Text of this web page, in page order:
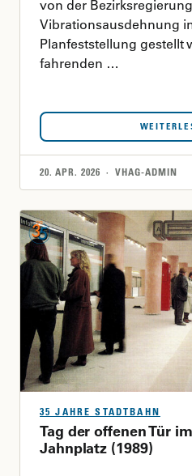
von der
Vibrationsausdehnung
Planfeststellung gestellt
fahrenden …
20. APR. 2026 · VHAG-ADMIN
35 JAHRE STADTBAHN
Tag der offenen Tür
Jahnplatz (1989)